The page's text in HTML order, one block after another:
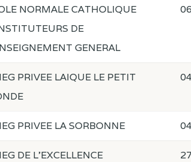
NORMALE CATHOLIQUE
DE
GENERAL
PRIVEE LAIQUE LE PETIT
PRIVEE LA SORBONNE
DE L'EXCELLENCE